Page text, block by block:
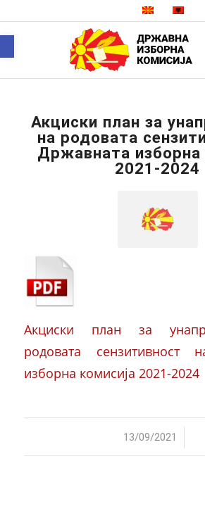
Акциски план за
на родовата
Државната изборна
2021-2024
Акциски план за
родовата сензитивност
изборна комисија 2021-2024
13/09/2021
/
Open toolbar